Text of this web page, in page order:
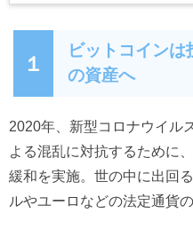
１
ビットコイン
の資産へ
2020年、新型コロナウイル
よる混乱に対抗するために
緩和を実施。世の中に出回
ルやユーロなどの法定通貨